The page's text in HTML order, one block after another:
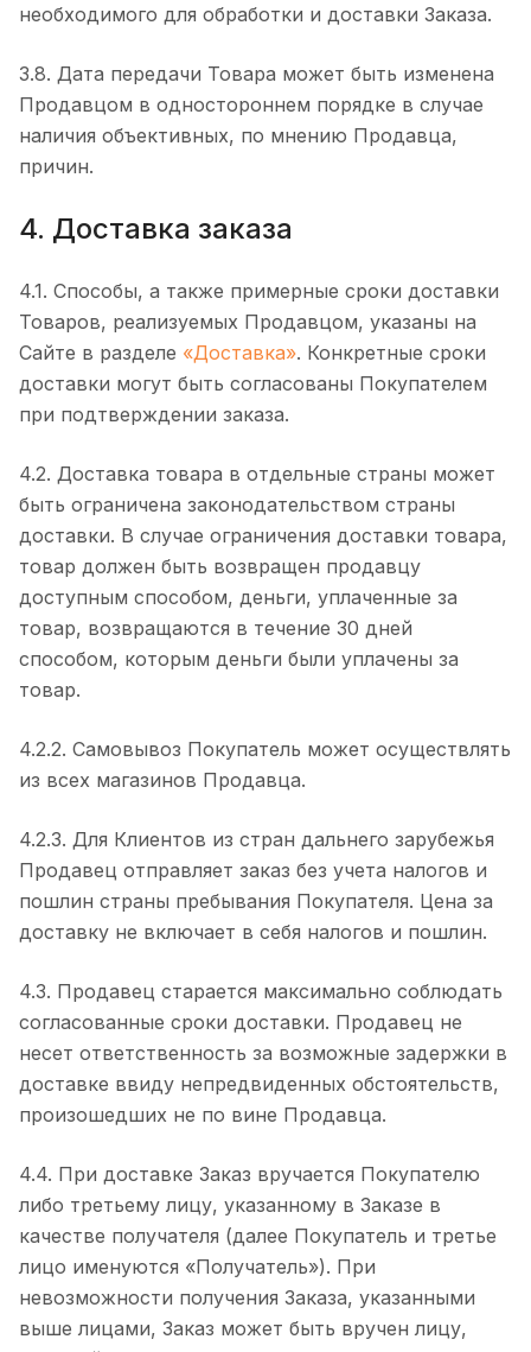
необходимого для обработки и доставки Заказа.
3.8. Дата передачи Товара может быть изменена
Продавцом в одностороннем порядке в случае
наличия объективных, по мнению Продавца,
причин.
4. Доставка заказа
4.1. Способы, а также примерные сроки доставки
Товаров, реализуемых Продавцом, указаны на
Сайте в разделе «Доставка». Конкретные сроки
доставки могут быть согласованы Покупателем
при подтверждении заказа.
4.2. Доставка товара в отдельные страны может
быть ограничена законодательством страны
доставки. В случае ограничения доставки товара,
товар должен быть возвращен продавцу
доступным способом, деньги, уплаченные за
товар, возвращаются в течение 30 дней
способом, которым деньги были уплачены за
товар.
4.2.2. Самовывоз Покупатель может осуществлять
из всех магазинов Продавца.
4.2.3. Для Клиентов из стран дальнего зарубежья
Продавец отправляет заказ без учета налогов и
пошлин страны пребывания Покупателя. Цена за
доставку не включает в себя налогов и пошлин.
4.3. Продавец старается максимально соблюдать
согласованные сроки доставки. Продавец не
несет ответственность за возможные задержки в
доставке ввиду непредвиденных обстоятельств,
произошедших не по вине Продавца.
4.4. При доставке Заказ вручается Покупателю
либо третьему лицу, указанному в Заказе в
качестве получателя (далее Покупатель и третье
лицо именуются «Получатель»). При
невозможности получения Заказа, указанными
выше лицами, Заказ может быть вручен лицу,